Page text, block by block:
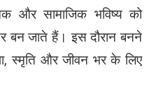
और सामाजिक भविष्य को
जाते हैं। इस दौरान बनने
स्मृति और जीवन भर के लिए